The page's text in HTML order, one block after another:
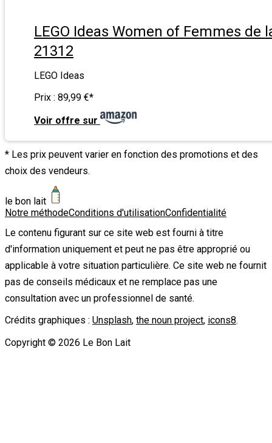
LEGO Ideas Women of Femmes de
21312
LEGO Ideas
Prix : 89,99 €*
Voir offre sur
* Les prix peuvent varier en fonction des promotions et des
choix des vendeurs.
le bon lait
Notre méthodeConditions d'utilisationConfidentialité
Le contenu figurant sur ce site web est fourni à titre
d'information uniquement et peut ne pas être approprié ou
applicable à votre situation particulière. Ce site web ne fournit
pas de conseils médicaux et ne remplace pas une
consultation avec un professionnel de santé.
Crédits graphiques : Unsplash, the noun project, icons8.
Copyright © 2026 Le Bon Lait